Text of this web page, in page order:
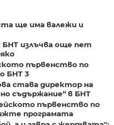
ще има валежи и
БНТ излъчва още пет
първенство по
БНТ 3
става директор на
съдържание“ в БНТ
първенство по
програмата